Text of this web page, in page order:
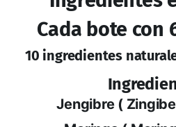
10 ingredientes
Jengibre (
Moringa (
Ganoderma (